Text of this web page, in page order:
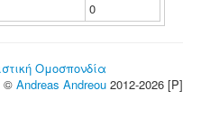
0
Ομοσπονδία
© Andreas Andreou 2012-2026 [P]